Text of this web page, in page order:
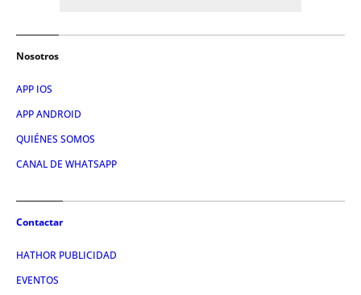
Nosotros
APP IOS
APP ANDROID
QUIÉNES SOMOS
CANAL DE WHATSAPP
Contactar
HATHOR PUBLICIDAD
EVENTOS